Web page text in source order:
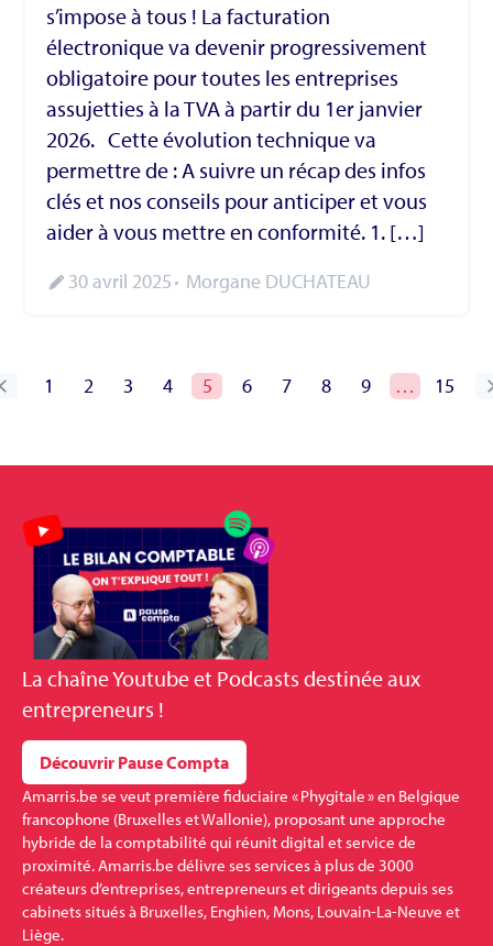
s’impose à tous ! La facturation
électronique va devenir progressivement
obligatoire pour toutes les entreprises
assujetties à la TVA à partir du 1er janvier
2026. Cette évolution technique va
permettre de : A suivre un récap des infos
clés et nos conseils pour anticiper et vous
aider à vous mettre en conformité. 1. […]
30 avril 2025 Morgane DUCHATEAU
1 2 3 4 5 6 7 8 9 … 15
La chaîne Youtube et Podcasts destinée aux
entrepreneurs !
Découvrir Pause Compta
Amarris.be se veut première fiduciaire « Phygitale » en Belgique
francophone (Bruxelles et Wallonie), proposant une approche
hybride de la comptabilité qui réunit digital et service de
proximité. Amarris.be délivre ses services à plus de 3000
créateurs d’entreprises, entrepreneurs et dirigeants depuis ses
cabinets situés à Bruxelles, Enghien, Mons, Louvain-La-Neuve et
Liège.